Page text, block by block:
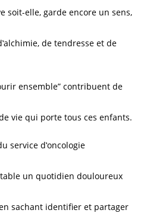
soit-elle, garde encore un sens,
de tendresse et de
ensemble” contribuent de
vie qui porte tous ces enfants.
service d‛oncologie
un quotidien douloureux
sachant identifier et partager